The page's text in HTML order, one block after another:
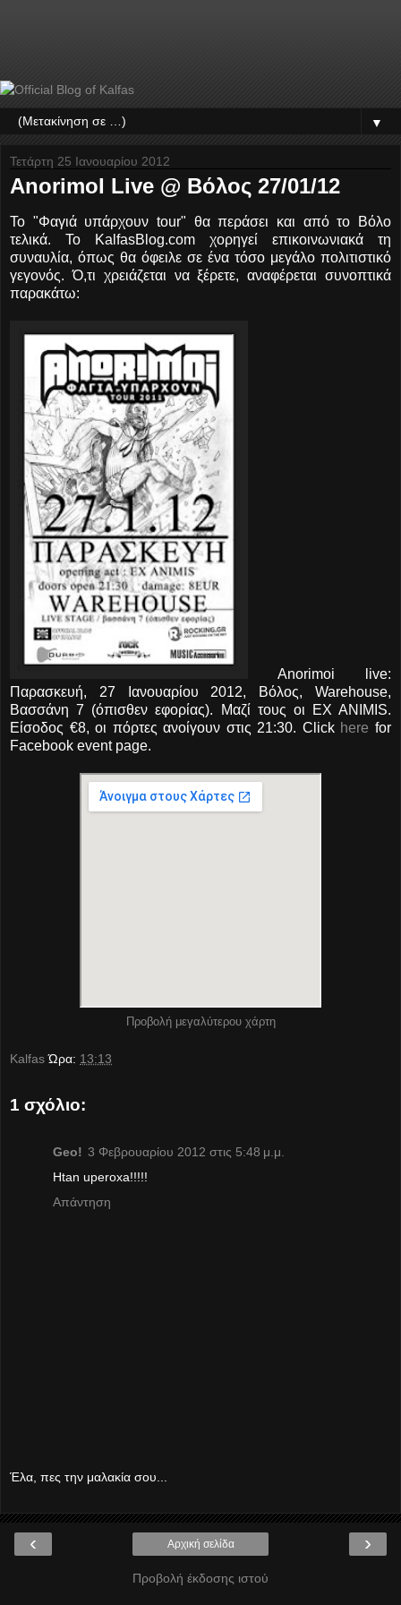
▼
Τετάρτη 25 Ιανουαρίου 2012
AnorimoI Live @ Βόλος 27/01/12
Το "Φαγιά υπάρχουν tour" θα περάσει και από το Βόλο
τελικά. To KalfasBlog.com χορηγεί επικοινωνιακά τη
συναυλία, όπως θα όφειλε σε ένα τόσο μεγάλο πολιτιστικό
γεγονός. Ό,τι χρειάζεται να ξέρετε, αναφέρεται συνοπτικά
παρακάτω:
Anorimoi live:
Παρασκευή, 27 Ιανουαρίου 2012, Βόλος, Warehouse,
Βασσάνη 7 (όπισθεν εφορίας). Μαζί τους οι EX ANIMIS.
Είσοδος €8, οι πόρτες ανοίγουν στις 21:30. Click here for
Facebook event page.
Προβολή μεγαλύτερου χάρτη
Kalfas Ώρα: 13:13
1 σχόλιο:
Geo! 3 Φεβρουαρίου 2012 στις 5:48 μ.μ.
Htan uperoxa!!!!!
Απάντηση
Έλα, πες την μαλακία σου...
‹ ›
Αρχική σελίδα
Προβολή έκδοσης ιστού